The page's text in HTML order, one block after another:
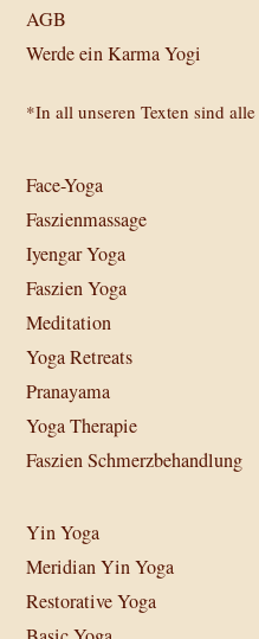
AGB
Werde ein Karma Yogi
*In all unseren Texten sind
Face-Yoga
Faszienmassage
Iyengar Yoga
Faszien Yoga
Meditation
Yoga Retreats
Pranayama
Yoga Therapie
Faszien Schmerzbehandlung
Yin Yoga
Meridian Yin Yoga
Restorative Yoga